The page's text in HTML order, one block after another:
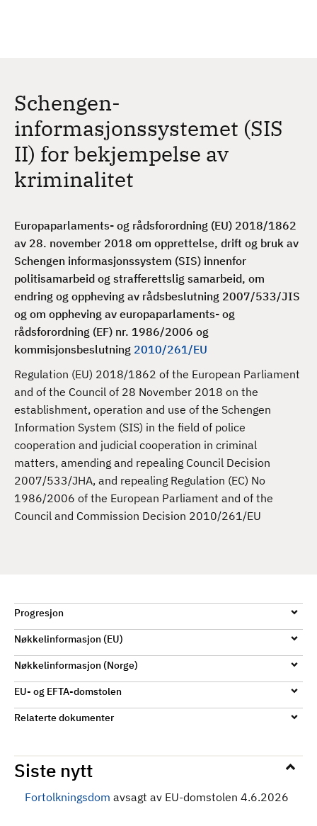
Schengen-
informasjonssystemet (SIS
II) for bekjempelse av
kriminalitet
Europaparlaments- og rådsforordning (EU) 2018/1862
av 28. november 2018 om opprettelse, drift og bruk av
Schengen informasjonssystem (SIS) innenfor
politisamarbeid og strafferettslig samarbeid, om
endring og oppheving av rådsbeslutning 2007/533/JIS
og om oppheving av europaparlaments- og
rådsforordning (EF) nr. 1986/2006 og
kommisjonsbeslutning 2010/261/EU
Regulation (EU) 2018/1862 of the European Parliament
and of the Council of 28 November 2018 on the
establishment, operation and use of the Schengen
Information System (SIS) in the field of police
cooperation and judicial cooperation in criminal
matters, amending and repealing Council Decision
2007/533/JHA, and repealing Regulation (EC) No
1986/2006 of the European Parliament and of the
Council and Commission Decision 2010/261/EU
Progresjon
Nøkkelinformasjon (EU)
Nøkkelinformasjon (Norge)
EU- og EFTA-domstolen
Relaterte dokumenter
Siste nytt
Fortolkningsdom avsagt av EU-domstolen 4.6.2026